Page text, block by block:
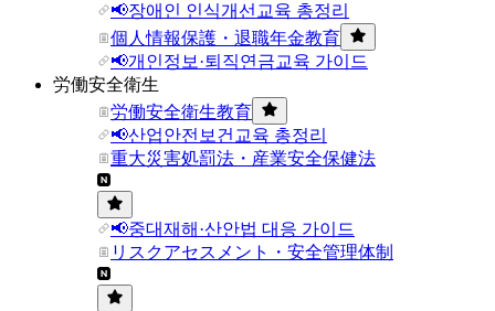
📢장애인 인식개선교육 총정리
個人情報保護・退職年金教育
📢개인정보·퇴직연금교육 가이드
労働安全衛生
労働安全衛生教育
📢산업안전보건교육 총정리
重大災害処罰法・産業安全保健法
📢중대재해·산안법 대응 가이드
リスクアセスメント・安全管理体制